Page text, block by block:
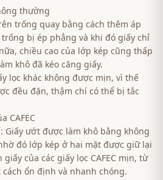
thường
trống quay bằng cách thêm áp
bị ép phẳng và khi đó giấy chỉ
chiều cao của lớp kép cũng thấp
khô đã kéo căng giấy.
lọc khác không được mịn, vì thế
đều đặn, thậm chí có thể bị tắc
CAFEC
Giấy ướt được làm khô bằng không
đó lớp kép ở hai mặt được giữ lại
của các giấy lọc CAFEC mịn, từ
ổn định và nhanh chóng.